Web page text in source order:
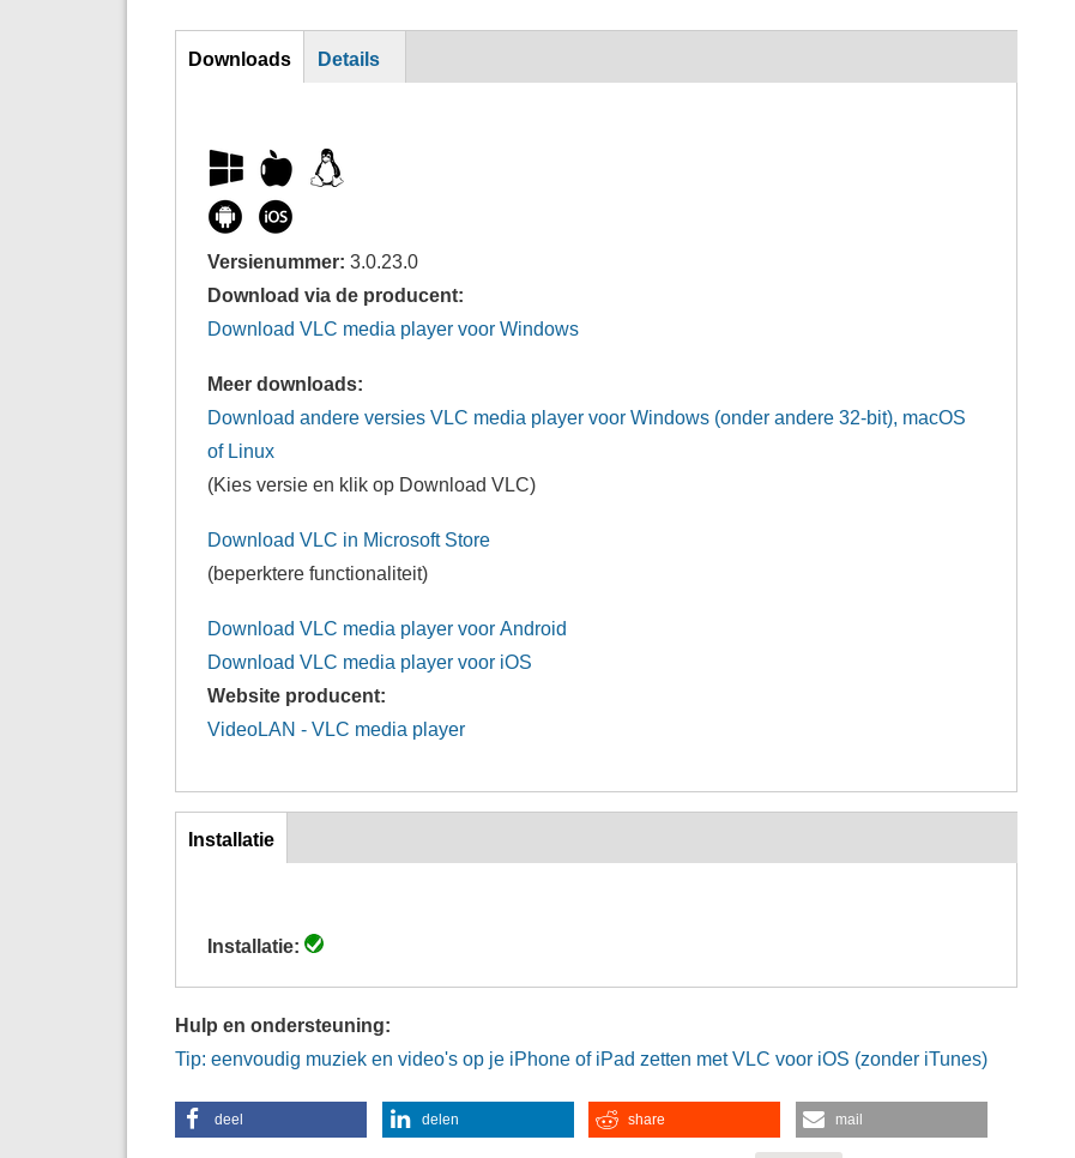
DL
Downloads Details
Versienummer:3.0.23.0
Download via de producent:
Download VLC media player voor Windows
Meer downloads:
Download andere versies VLC media player voor Windows (onder andere 32-bit), macOS
of Linux
(Kies versie en klik op Download VLC)
Download VLC in Microsoft Store
(beperktere functionaliteit)
Download VLC media player voor Android
Download VLC media player voor iOS
Website producent:
VideoLAN - VLC media player
Inst
Installatie
Installatie:
Hulp en ondersteuning:
Tip: eenvoudig muziek en video's op je iPhone of iPad zetten met VLC voor iOS (zonder iTunes)
deel delen share mail